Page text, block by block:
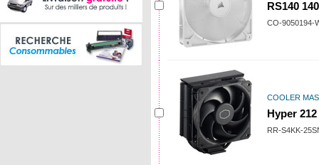
RS140
CO-9050194-
COOLER
Hyper
RR-S4KK-